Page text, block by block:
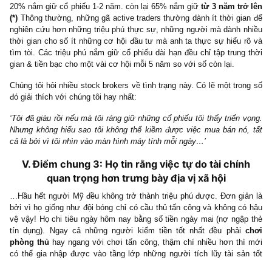
successful) để có thể thuyết phục được khách hàng
thật đáng buồn, rất may chúng tôi không thích những nghề như
Ngược lại, những gã tự kinh doanh như Mr. Denzi chẳng
người khác nghĩ gì về mình. Anh ta sống trong căn nhà khiêm
chiếc xe nhiều năm tuổi và tập trung tối đa vào tích lũy tài sản
được mục tiêu tự do tài chính.
******
Một trong những thống kê khá thú vị của chúng tôi đó là việc
nhiều người không chịu dành thời gian ra lập kế hoạch chi
chính & đầu tư đến như vậy. Nhiều người đồng ý với những quan
‘Vô vọng thôi…
Tôi có tích lũy cũng chẳng được bao nhiêu để mà xứng đáng với
sức bỏ ra!
Thu nhập chúng tôi kém quá. Có kiếm thêm được chút đỉnh thì
lạm phát mất hết rồi.